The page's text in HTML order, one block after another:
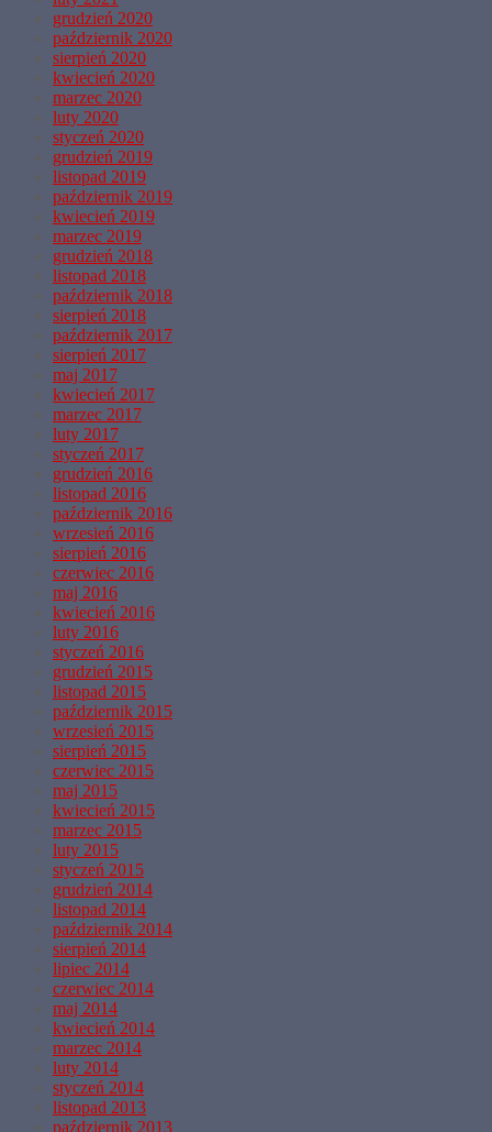
grudzień 2020
październik 2020
sierpień 2020
kwiecień 2020
marzec 2020
luty 2020
styczeń 2020
grudzień 2019
listopad 2019
październik 2019
kwiecień 2019
marzec 2019
grudzień 2018
listopad 2018
październik 2018
sierpień 2018
październik 2017
sierpień 2017
maj 2017
kwiecień 2017
marzec 2017
luty 2017
styczeń 2017
grudzień 2016
listopad 2016
październik 2016
wrzesień 2016
sierpień 2016
czerwiec 2016
maj 2016
kwiecień 2016
luty 2016
styczeń 2016
grudzień 2015
listopad 2015
październik 2015
wrzesień 2015
sierpień 2015
czerwiec 2015
maj 2015
kwiecień 2015
marzec 2015
luty 2015
styczeń 2015
grudzień 2014
listopad 2014
październik 2014
sierpień 2014
lipiec 2014
czerwiec 2014
maj 2014
kwiecień 2014
marzec 2014
luty 2014
styczeń 2014
listopad 2013
październik 2013